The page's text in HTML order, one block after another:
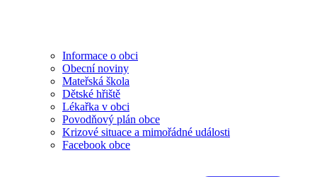
Informace o obci
Obecní noviny
Mateřská škola
Dětské hřiště
Lékařka v obci
Povodňový plán obce
Krizové situace a mimořádné události
Facebook obce